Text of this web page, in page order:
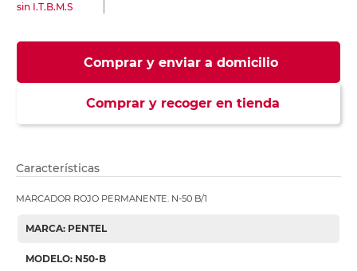
sin I.T.B.M.S
Comprar y enviar a domicilio
Comprar y recoger en tienda
Características
MARCADOR ROJO PERMANENTE. N-50 B/1
MARCA: PENTEL
MODELO: N50-B